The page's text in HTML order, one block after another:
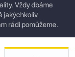
Vždy dbáme
jakýchkoliv
rádi pomůžeme.